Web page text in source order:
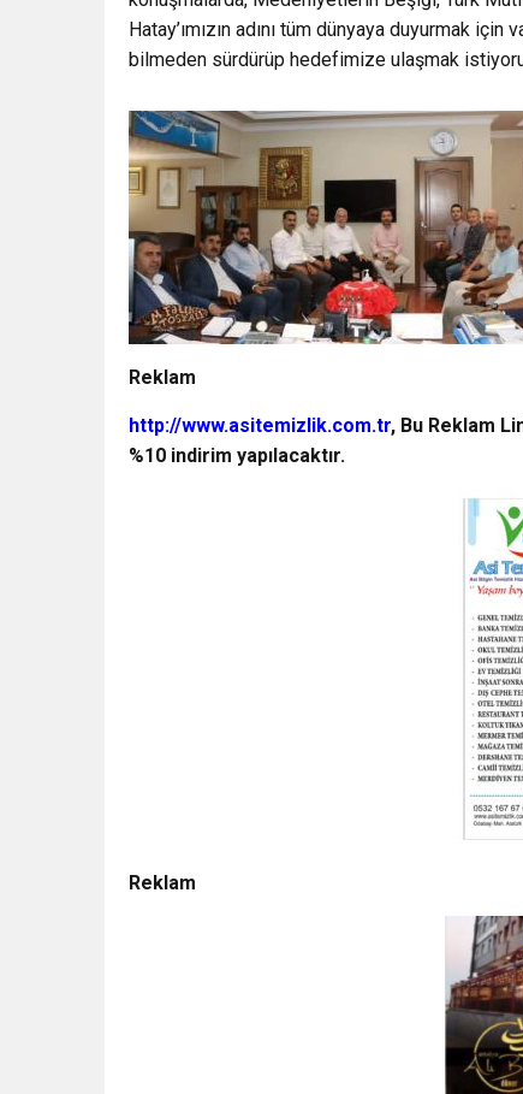
Hatay’ımızın adını tüm dünyaya duyurmak
bilmeden sürdürüp hedefimize ulaşmak
Reklam
http://www.asitemizlik.com.tr, Bu Reklam
%10 indirim yapılacaktır.
Reklam